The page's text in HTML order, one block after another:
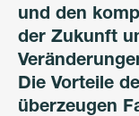
und den
der Zukunft
Die Vorteile
überzeugen